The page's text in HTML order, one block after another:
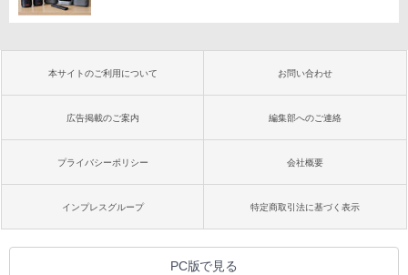
本サイトのご利用について お問い合わせ
広告掲載のご案内 編集部へのご連絡
プライバシーポリシー 会社概要
インプレスグループ 特定商取引法に基づく表示
PC版で見る